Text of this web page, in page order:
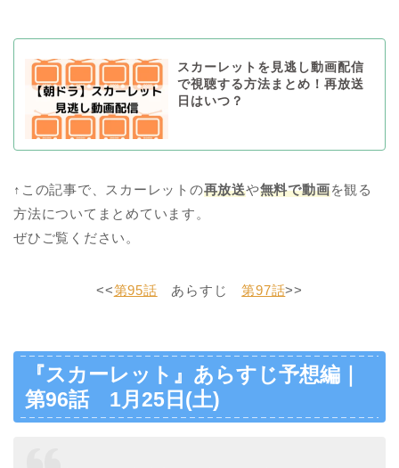
スカーレットを見逃し動画配信
で視聴する方法まとめ！再放送
日はいつ？
↑この記事で、スカーレットの再放送や無料で動画を観る
方法についてまとめています。
ぜひご覧ください。
<<第95話 あらすじ第97話>>
『スカーレット』あらすじ予想編｜
第96話 1月25日(土)